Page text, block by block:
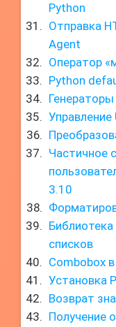
Python
Отправка
Agent
Оператор
Python
Частичное
3.10
списков
Combobox
Установка
Возврат
Получение